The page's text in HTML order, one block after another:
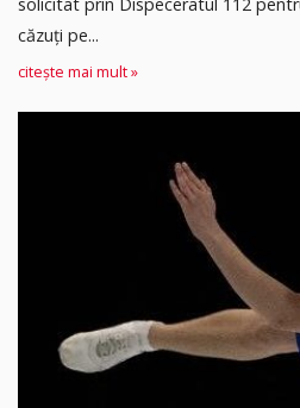
solicitat prin Dispeceratul 112
căzuți pe...
citește mai mult »